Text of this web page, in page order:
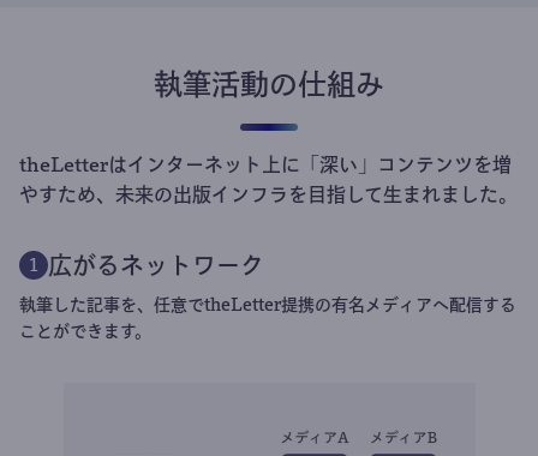
執筆活動の仕組み
theLetterはインターネット上に「深い」コンテンツを増
やすため、未来の出版インフラを目指して生まれました。
1 広がるネットワーク
執筆した記事を、任意でtheLetter提携の有名メディアへ配信する
ことができます。